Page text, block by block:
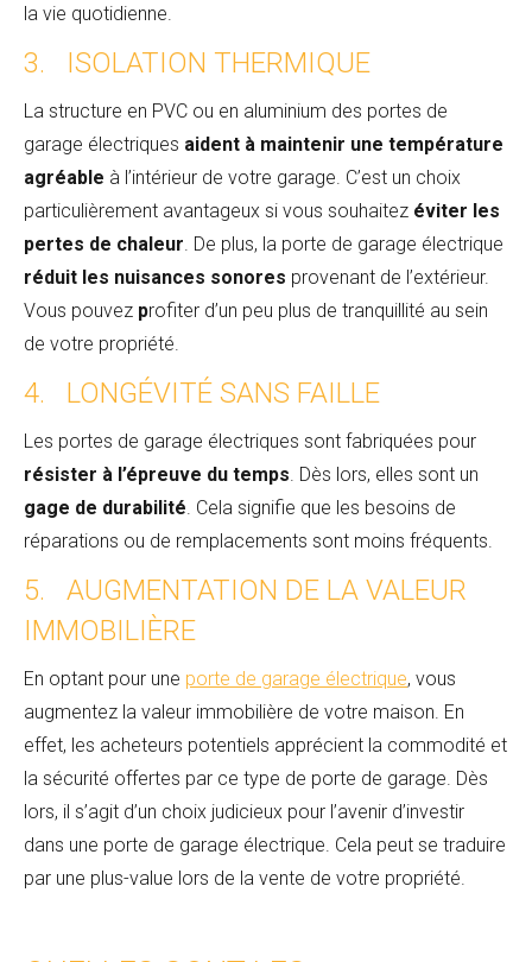
la vie quotidienne.
3. ISOLATION THERMIQUE
La structure en PVC ou en aluminium des portes de
garage électriques aident à maintenir une température
agréable à l’intérieur de votre garage. C’est un choix
particulièrement avantageux si vous souhaitez éviter les
pertes de chaleur. De plus, la porte de garage électrique
réduit les nuisances sonores provenant de l’extérieur.
Vous pouvez profiter d’un peu plus de tranquillité au sein
de votre propriété.
4. LONGÉVITÉ SANS FAILLE
Les portes de garage électriques sont fabriquées pour
résister à l’épreuve du temps. Dès lors, elles sont un
gage de durabilité. Cela signifie que les besoins de
réparations ou de remplacements sont moins fréquents.
5. AUGMENTATION DE LA VALEUR
IMMOBILIÈRE
En optant pour une porte de garage électrique, vous
augmentez la valeur immobilière de votre maison. En
effet, les acheteurs potentiels apprécient la commodité et
la sécurité offertes par ce type de porte de garage. Dès
lors, il s’agit d’un choix judicieux pour l’avenir d’investir
dans une porte de garage électrique. Cela peut se traduire
par une plus-value lors de la vente de votre propriété.